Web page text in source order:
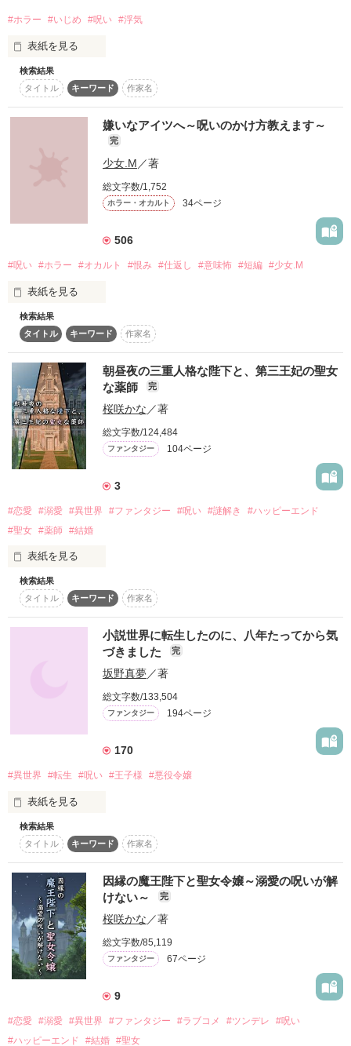
作品を読む
分～３時３３分まで鬼を探し続けます。
捕まった者は罰として手足を頂戴します
鬼が死亡した場合、指で繋がれた者が次の鬼となります。
助かる方法はただ１つ
作品を読む
赤い人は妹を探している。
大切なぬいぐるみを探している。
赤い人は、再び学校に現れる。
それを知った時、少女達は呪いから解放される。
#ホラー #いじめ #呪い #浮気
表紙を見る
「人の男に手出してんじゃねえよ！」
始まりは、女同士の醜い争いだった……。
ある事件を境に、奈々子たちの身に呪いが襲いかかる。
†嫉妬†
†憤怒†
†暴食†
†強欲†
†色欲†
ナナツノノロイのその後を書いたナナツノネガイ公開中です。
そちらもぜひご覧ください。
文庫本は加筆修正をしており、ノコサレタノロイの新しいエピ
ソードなども追加してあります。
作品を読む
検索結果
タイトル
キーワード 作家名
嫌いなアイツへ～呪いのかけ方教えます～
完
少女.M ／著
総文字数/1,752
ホラー・オカルト 34ページ
506
#呪い #ホラー #オカルト #恨み #仕返し #意味怖 #短編 #少女.M
表紙を見る
憎い。悔しい。見返したい。不幸になればいい。
私をいじめたアイツ。
私を裏切ったアイツ。
私を騙したアイツ。
私を弄んだアイツ。
私を陥れたアイツ。
私の人生めちゃくちゃにしたアイツ。
許せない許せない許せない許せない許せない許せない許せない
許せない許せない許せない許せない許せない許せない許せない
許せない許せない許せない許せない許せない許せない許せない
許せない許せない許せない許せない許せない許せない許せない
許せない許せない許せない許せない許せない許せない許せない
許せない許せない許せない許せない許せない許せない許せない
許せない許せない許せない許せない許せない許せない許せない
許せない許せない許せない許せない許せない許せない許せない
許せない許せない許せない許せない許せない許せない許せない
許せない許せない許せない許せない許せない許せない許せない
許せない許せない許せない
さぁ、呪ってやりましょう。
～呪いのかけ方教えます～
検索結果
タイトル
キーワード 作家名
朝昼夜の三重人格な陛下と、第三王妃の聖女
な薬師
完
桜咲かな ／著
総文字数/124,484
ファンタジー 104ページ
3
#恋愛 #溺愛 #異世界 #ファンタジー #呪い #謎解き
#ハッピーエンド
#聖女 #薬師 #結婚
表紙を見る
陛下は一日に人格が三回変わる。
朝と昼と夜の三人格は、それぞれ聖女を娶る。
ーーーーーーーーーーーーーーーーーーーーーーー
紳士な銀髪の陛下・アサの妃は、隣国の聖女モニカ。
陽気な金髪の陛下・ヒルの妃は、薬師の妹ランナ。
冷酷な黒髪の陛下・ヨルの妃は、薬師の姉ポーラ。
陛下の『人格の殺し合い』に巻き込まれ、
能力を利用するために娶られた三人の王妃。
作品を読む
検索結果
タイトル
キーワード 作家名
小説世界に転生したのに、八年たってから気
づきました
完
坂野真夢／著
総文字数/133,504
ファンタジー 194ページ
170
#異世界 #転生 #呪い #王子様 #悪役令嬢
表紙を見る
日本の女子高生・赤倉凛音（あかくらりんね）の記憶を持つ
私、
リンネ・エバンズ　八歳
記憶が混乱しているさなか、王城の庭園で出会ったのは、
心に傷を持つ王太子、レオ・エイマーズ　九歳でした。
「ほら早く。男のくせに恥ずかしがってんじゃないわよ」
×
「うるさい。触るな、あっちへ行け」
出会いは最悪でしたが、なんだかんだと一緒に過ごしていくな
かで、親友ポジションになれたと思っていたのに。
検索結果
タイトル
キーワード 作家名
因縁の魔王陛下と聖女令嬢～溺愛の呪いが解
けない～
完
桜咲かな／著
総文字数/85,119
ファンタジー 67ページ
9
#恋愛 #溺愛 #異世界 #ファンタジー #ラブコメ #ツンデレ
#呪い
#ハッピーエンド
#結婚 #聖女